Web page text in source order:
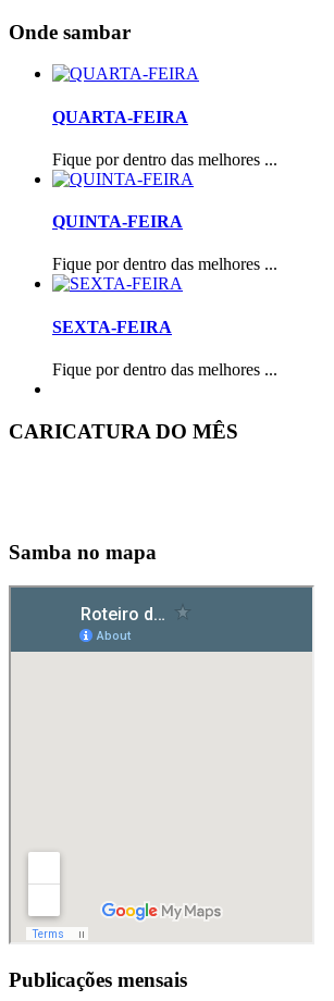
Onde sambar
QUARTA-FEIRA
Fique por dentro das melhores ...
QUINTA-FEIRA
Fique por dentro das melhores ...
SEXTA-FEIRA
Fique por dentro das melhores ...
CARICATURA DO MÊS
Samba no mapa
Publicações mensais